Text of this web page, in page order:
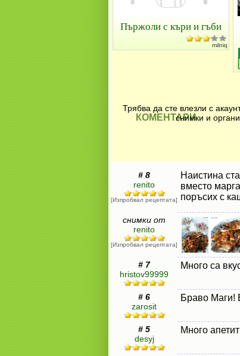
Пържоли с къри и гъби
milniq
КОМЕНТАРИ
Трябва да сте влезли с
снимки и
# 8
renito
[Изпробвал рецептата]
Наистина
вместо
поръсих с
снимки от
renito
[Изпробвал рецептата]
# 7
hristov99999
Много са
# 6
zarosit
Браво Маги!
# 5
desyj
Много